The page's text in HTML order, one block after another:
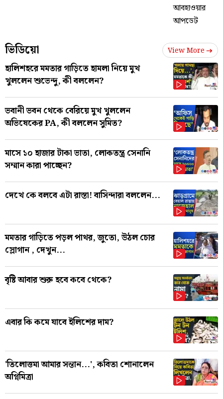
ভিডিয়ো View More
হালিশহরে মমতার গাড়িতে হামলা নিয়ে মুখ
খুললেন শুভেন্দু, কী বললেন?
ভবানী ভবন থেকে বেরিয়ে মুখ খুললেন
অভিষেকের PA, কী বললেন সুমিত?
মাসে ১০ হাজার টাকা ভাতা, লোকতন্ত্র সেনানি
সম্মান কারা পাচ্ছেন?
দেখে কে বলবে এটা রাস্তা! বাসিন্দারা বললেন...
মমতার গাড়িতে পড়ল পাথর, জুতো, উঠল চোর
স্লোগান , দেখুন...
বৃষ্টি আবার শুরু হবে কবে থেকে?
এবার কি কমে যাবে ইলিশের দাম?
'তিলোত্তমা আমার সন্তান...', কবিতা শোনালেন
অগ্নিমিত্রা